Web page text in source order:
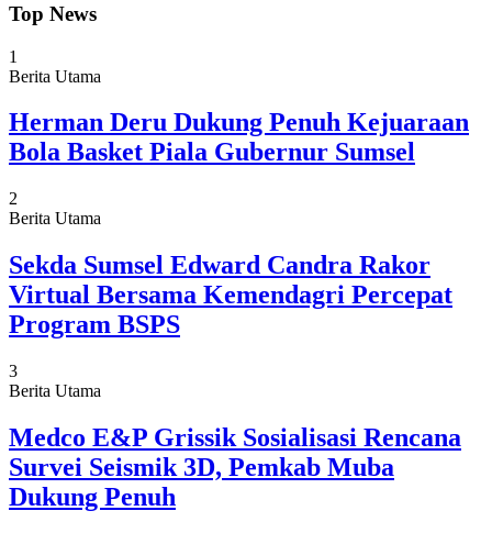
Top News
1
Berita Utama
Herman Deru Dukung Penuh Kejuaraan
Bola Basket Piala Gubernur Sumsel
2
Berita Utama
Sekda Sumsel Edward Candra Rakor
Virtual Bersama Kemendagri Percepat
Program BSPS
3
Berita Utama
Medco E&P Grissik Sosialisasi Rencana
Survei Seismik 3D, Pemkab Muba
Dukung Penuh